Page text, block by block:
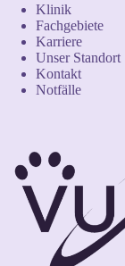
Klinik
Fachgebiete
Karriere
Unser Standort
Kontakt
Notfälle